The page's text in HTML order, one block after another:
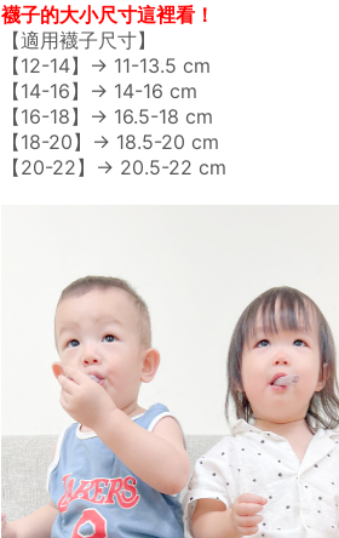
襪子的大小尺寸這裡看！
【適用襪子尺寸】
【12-14】→ 11-13.5 cm
【14-16】→ 14-16 cm
【16-18】→ 16.5-18 cm
【18-20】→ 18.5-20 cm
【20-22】→ 20.5-22 cm